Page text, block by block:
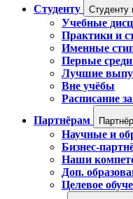
Студенту
Учебные
Практики и
Именные
Первые
Лучшие
Вне учёбы
Расписание
Партнёрам
Научные и
Бизнес-
Наши
Доп.
Целевое